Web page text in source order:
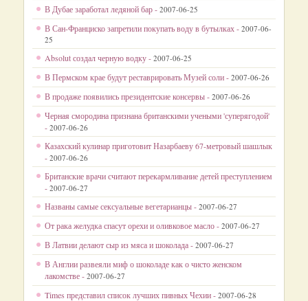
В Дубае заработал ледяной бар - 2007-06-25
В Сан-Франциско запретили покупать воду в бутылках - 2007-06-
25
Absolut создал черную водку - 2007-06-25
В Пермском крае будут реставрировать Музей соли - 2007-06-26
В продаже появились президентские консервы - 2007-06-26
Черная смородина признана британскими учеными 'суперягодой'
- 2007-06-26
Казахский кулинар приготовит Назарбаеву 67-метровый шашлык
- 2007-06-26
Британские врачи считают перекармливание детей преступлением
- 2007-06-27
Названы самые сексуальные вегетарианцы - 2007-06-27
От рака желудка спасут орехи и оливковое масло - 2007-06-27
В Латвии делают сыр из мяса и шоколада - 2007-06-27
В Англии развеяли миф о шоколаде как о чисто женском
лакомстве - 2007-06-27
Times представил список лучших пивных Чехии - 2007-06-28